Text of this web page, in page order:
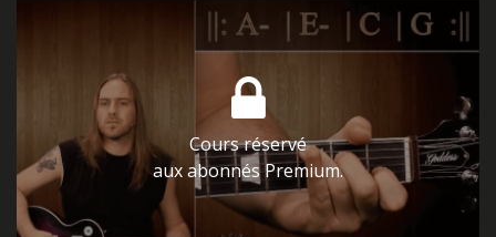
Cours réservé
aux abonnés Premium.